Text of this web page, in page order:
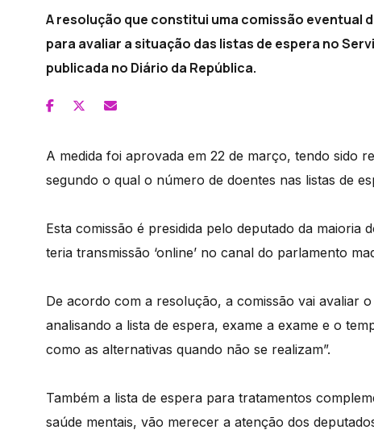
A resolução que constitui uma comissão eventual
para avaliar a situação das listas de espera no
publicada no Diário da República.
A medida foi aprovada em 22 de março, tendo sido
segundo o qual o número de doentes nas listas de
Esta comissão é presidida pelo deputado da
teria transmissão ‘online’ no canal do parlamento
De acordo com a resolução, a comissão vai avaliar
analisando a lista de espera, exame a exame e o
como as alternativas quando não se realizam”.
Também a lista de espera para tratamentos
saúde mentais, vão merecer a atenção dos